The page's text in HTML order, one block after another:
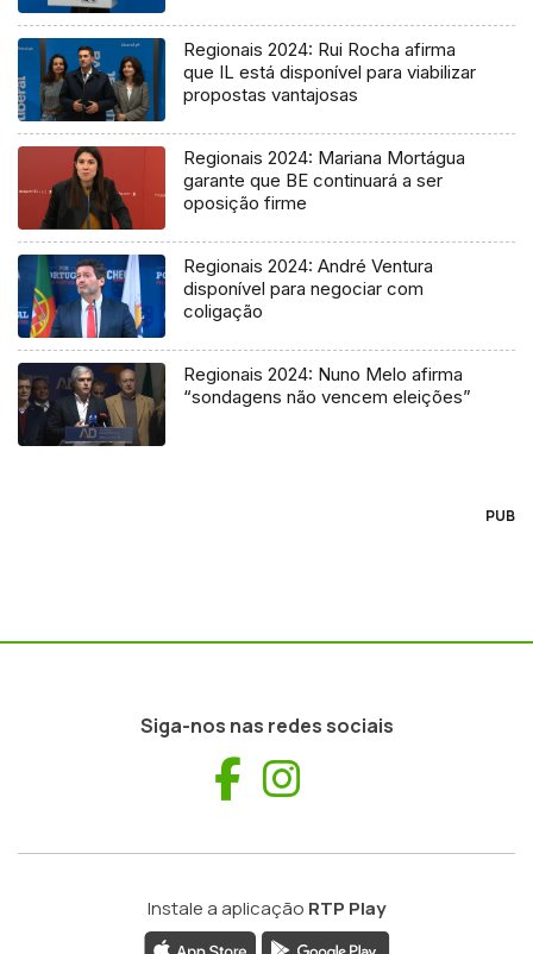
Regionais 2024: Rui Rocha afirma
que IL está disponível para viabilizar
propostas vantajosas
Regionais 2024: Mariana Mortágua
garante que BE continuará a ser
oposição firme
Regionais 2024: André Ventura
disponível para negociar com
coligação
Regionais 2024: Nuno Melo afirma
“sondagens não vencem eleições”
PUB
Siga-nos nas redes sociais
Facebook
Instale a aplicação RTP Play